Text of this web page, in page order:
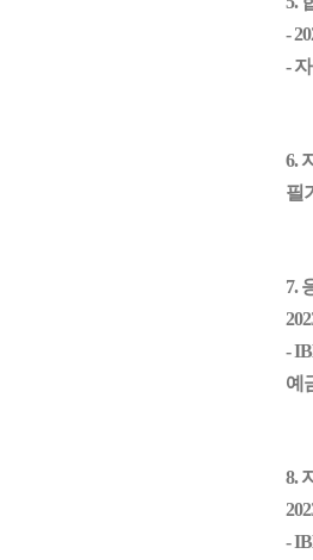
-
-
6.
필
7.
202
-
예
8.
202
-